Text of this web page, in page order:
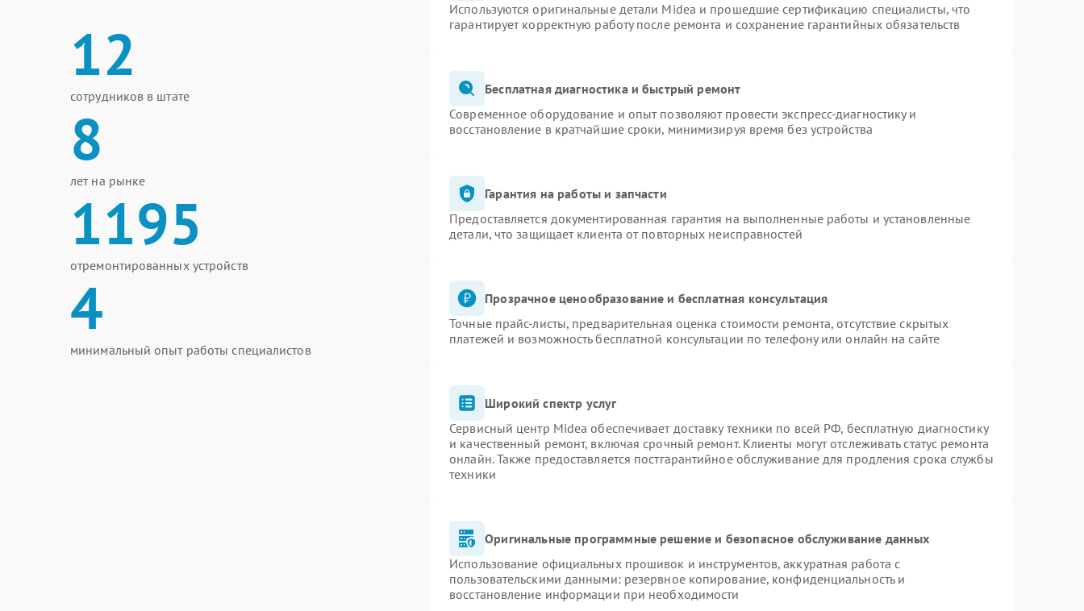
12
сотрудников в штате
8
лет на рынке
1195
отремонтированных устройств
4
минимальный опыт работы специалистов
Используются оригинальные детали Midea и прошедшие сертификацию специалисты, что
гарантирует корректную работу после ремонта и сохранение гарантийных обязательств
Бесплатная диагностика и быстрый ремонт
Современное оборудование и опыт позволяют провести экспресс-диагностику и
восстановление в кратчайшие сроки, минимизируя время без устройства
Гарантия на работы и запчасти
Предоставляется документированная гарантия на выполненные работы и установленные
детали, что защищает клиента от повторных неисправностей
Прозрачное ценообразование и бесплатная консультация
Точные прайс-листы, предварительная оценка стоимости ремонта, отсутствие скрытых
платежей и возможность бесплатной консультации по телефону или онлайн на сайте
Широкий спектр услуг
Сервисный центр Midea обеспечивает доставку техники по всей РФ, бесплатную диагностику
и качественный ремонт, включая срочный ремонт. Клиенты могут отслеживать статус ремонта
онлайн. Также предоставляется постгарантийное обслуживание для продления срока службы
техники
Оригинальные программные решение и безопасное обслуживание данных
Использование официальных прошивок и инструментов, аккуратная работа с
пользовательскими данными: резервное копирование, конфиденциальность и
восстановление информации при необходимости